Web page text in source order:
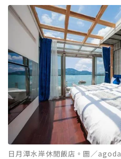
日月潭水岸休閒飯店。圖／agoda